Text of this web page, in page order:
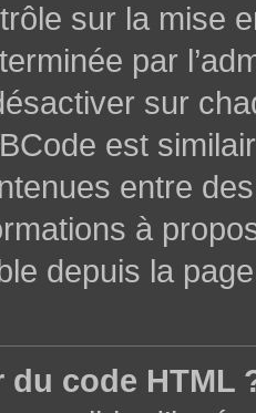
sur la mise
par
sur
est
entre
à
depuis la
du code HTML